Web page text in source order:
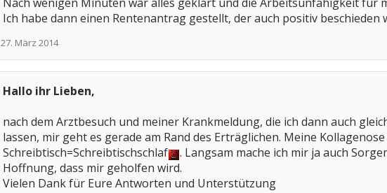
Ich habe dann einen Rentenantrag gestellt, der auch positiv
27. März 2014
Hallo ihr Lieben,
nach dem Arztbesuch und meiner Krankmeldung, die ich dann auch
lassen, mir geht es gerade am Rand des Erträglichen. Meine
Schreibtisch=Schreibtischschlaf
. Langsam mache ich mir ja auch
Hoffnung, dass mir geholfen wird.
Vielen Dank für Eure Antworten und Unterstützung